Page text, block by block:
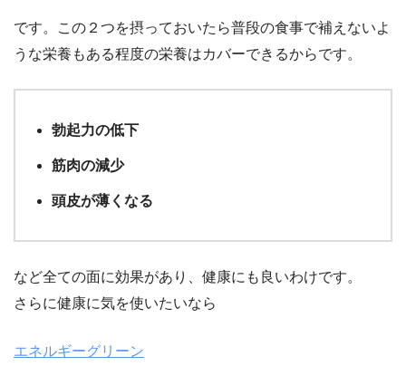
です。この２つを摂っておいたら普段の食事で補えないよ
うな栄養もある程度の栄養はカバーできるからです。
勃起力の低下
筋肉の減少
頭皮が薄くなる
など全ての面に効果があり、健康にも良いわけです。
さらに健康に気を使いたいなら
エネルギーグリーン